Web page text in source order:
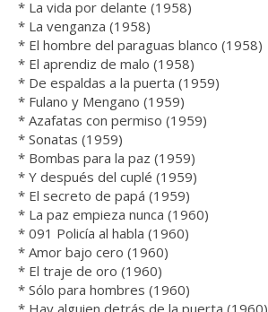
* La vida por delante (1958)
* La venganza (1958)
* El hombre del paraguas blanco (1958)
* El aprendiz de malo (1958)
* De espaldas a la puerta (1959)
* Fulano y Mengano (1959)
* Azafatas con permiso (1959)
* Sonatas (1959)
* Bombas para la paz (1959)
* Y después del cuplé (1959)
* El secreto de papá (1959)
* La paz empieza nunca (1960)
* 091 Policía al habla (1960)
* Amor bajo cero (1960)
* El traje de oro (1960)
* Sólo para hombres (1960)
* Hay alguien detrás de la puerta (1960)